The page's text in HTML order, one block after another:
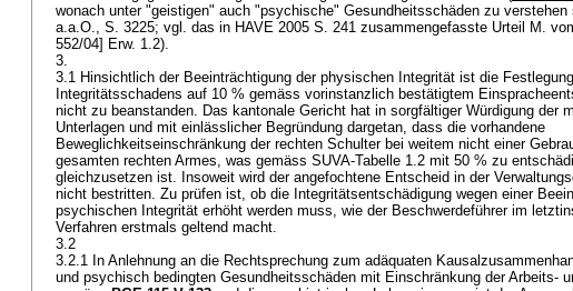
wonach unter "geistigen" auch "psychische" Gesundheitsschäden zu
a.a.O., S. 3225; vgl. das in HAVE 2005 S. 241 zusammengefasste Urteil M.
552/04] Erw. 1.2).
3.
3.1 Hinsichtlich der Beeinträchtigung der physischen Integrität ist die
Integritätsschadens auf 10 % gemäss vorinstanzlich bestätigtem
nicht zu beanstanden. Das kantonale Gericht hat in sorgfältiger Würdigung der
Unterlagen und mit einlässlicher Begründung dargetan, dass die vorhandene
Beweglichkeitseinschränkung der rechten Schulter bei weitem nicht einer
gesamten rechten Armes, was gemäss SUVA-Tabelle 1.2 mit 50 % zu
gleichzusetzen ist. Insoweit wird der angefochtene Entscheid in der
nicht bestritten. Zu prüfen ist, ob die Integritätsentschädigung wegen einer
psychischen Integrität erhöht werden muss, wie der Beschwerdeführer im
Verfahren erstmals geltend macht.
3.2
3.2.1 In Anlehnung an die Rechtsprechung zum adäquaten
und psychisch bedingten Gesundheitsschäden mit Einschränkung der Arbeits-